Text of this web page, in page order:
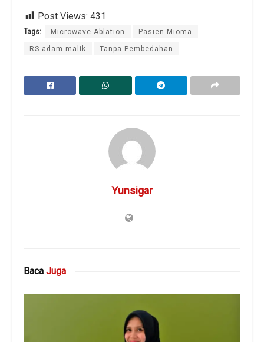
Post Views: 431
Tags: Microwave Ablation Pasien Mioma
RS adam malik Tanpa Pembedahan
Yunsigar
Baca Juga